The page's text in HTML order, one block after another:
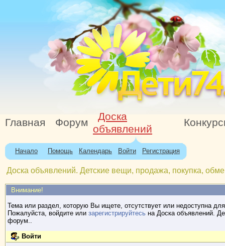
Главная Форум
Доска
объявлений
Начало Помощь Календарь Войти Регистрация
Доска объявлений. Детские вещи, продажа, покупка,
Внимание!
Тема или раздел, которую Вы ищете, отсутствует или недоступна
Пожалуйста, войдите или зарегистрируйтесьна Доска объявлений.
форум..
Войти